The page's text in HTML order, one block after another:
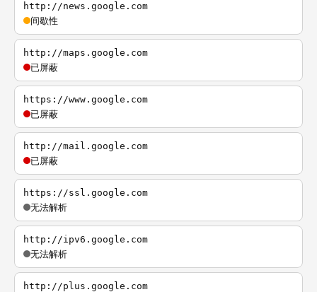
http://news.google.com
间歇性
http://maps.google.com
已屏蔽
https://www.google.com
已屏蔽
http://mail.google.com
已屏蔽
https://ssl.google.com
无法解析
http://ipv6.google.com
无法解析
http://plus.google.com